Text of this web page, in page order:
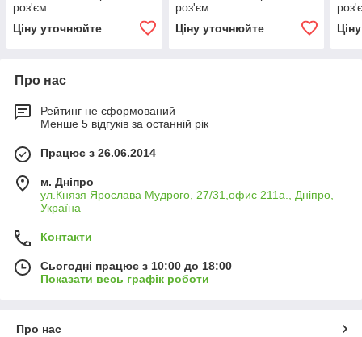
роз'єм
Ціну уточнюйте
роз'єм
Ціну уточнюйте
Про нас
Рейтинг не сформований
Менше 5 відгуків за останній рік
Працює з 26.06.2014
м. Дніпро
ул.Князя Ярослава Мудрого, 27/31,офис 211а., Дніпро,
Україна
Контакти
Сьогодні працює з 10:00 до 18:00
Показати весь графік роботи
Про нас